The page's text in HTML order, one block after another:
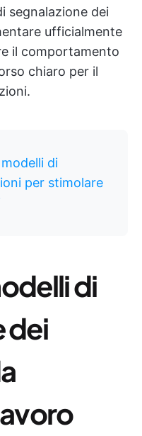
segnalazione dei
ufficialmente
il comportamento
chiaro per il
di
per stimolare
di
dei